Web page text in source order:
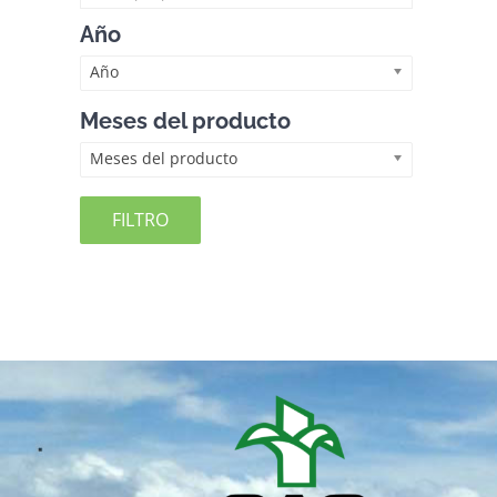
Año
Año
Meses del producto
Meses del producto
FILTRO